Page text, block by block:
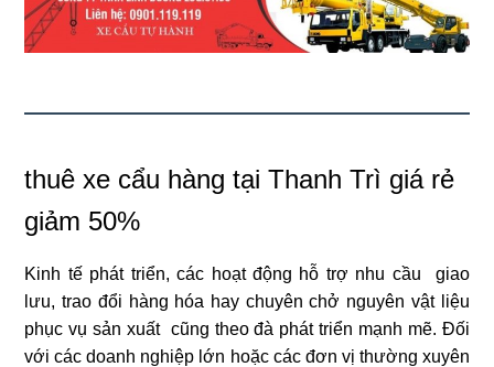
thuê xe cẩu hàng tại Thanh Trì giá rẻ
giảm 50%
Kinh tế phát triển, các hoạt động hỗ trợ nhu cầu giao
lưu, trao đổi hàng hóa hay chuyên chở nguyên vật liệu
phục vụ sản xuất cũng theo đà phát triển mạnh mẽ. Đối
với các doanh nghiệp lớn hoặc các đơn vị thường xuyên